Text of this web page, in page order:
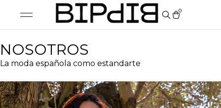
0
NOSOTROS
La moda española como estandarte